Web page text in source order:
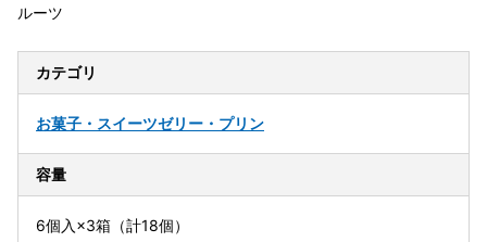
ルーツ
カテゴリ
お菓子・スイーツゼリー・プリン
容量
6個入×3箱（計18個）